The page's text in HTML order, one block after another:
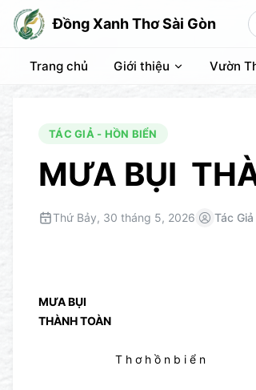
Đồng Xanh Thơ Sài Gòn
Trang chủ Giới thiệu Vườn
TÁC GIẢ - HỒN BIỂN
MƯA BỤI
Thứ Bảy, 30 tháng 5, 2026 Tác Giả
MƯA BỤI
THÀNH TOÀN
T h ơ h ồ n b i ể n